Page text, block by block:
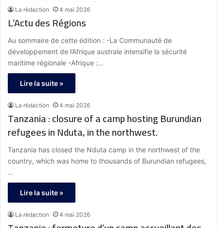
La rédaction 4 mai 2026
L’Actu des Régions
Au sommaire de cette édition : -La Communauté de
développement de l’Afrique australe intensifie la sécurité
maritime régionale -Afrique :…
Lire la suite »
La rédaction 4 mai 2026
Tanzania : closure of a camp hosting Burundian
refugees in Nduta, in the northwest.
Tanzania has closed the Nduta camp in the northwest of the
country, which was home to thousands of Burundian refugees,
…
Lire la suite »
La rédaction 4 mai 2026